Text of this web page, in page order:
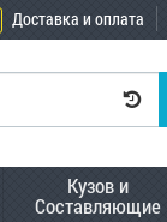
Доставка и оплата
Кузов и
Составляющие